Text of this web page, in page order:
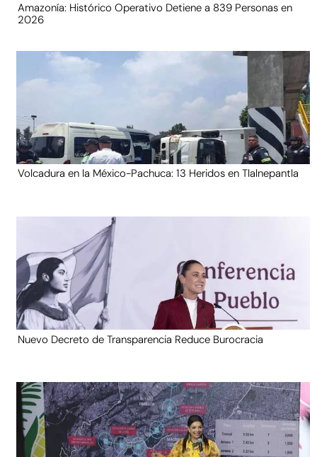
Amazonía: Histórico Operativo Detiene a 839 Personas en
2026
Volcadura en la México-Pachuca: 13 Heridos en Tlalnepantla
Nuevo Decreto de Transparencia Reduce Burocracia